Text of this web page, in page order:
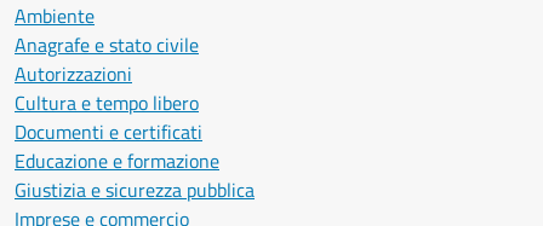
Ambiente
Anagrafe e stato civile
Autorizzazioni
Cultura e tempo libero
Documenti e certificati
Educazione e formazione
Giustizia e sicurezza pubblica
Imprese e commercio